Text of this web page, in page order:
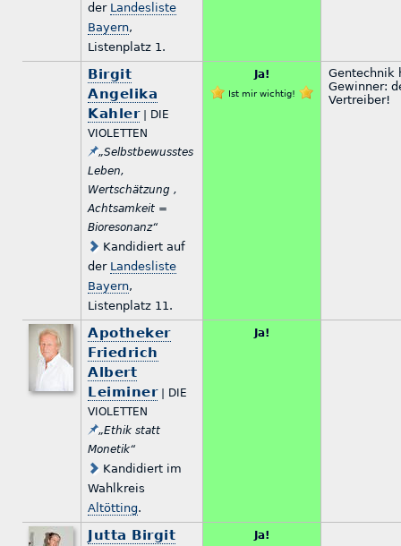
der Landesliste
Bayern,
Listenplatz 1.
Birgit
Angelika
Kahler| DIE
VIOLETTEN
„Selbstbewusstes
Leben,
Wertschätzung ,
Achtsamkeit =
Bioresonanz“
Kandidiert auf
der Landesliste
Bayern,
Listenplatz 11.
Ja!
Ist mir wichtig!
Gentechnik
Gewinner:
Vertreiber!
Apotheker
Friedrich
Albert
Leiminer| DIE
VIOLETTEN
„Ethik statt
Monetik“
Kandidiert im
Wahlkreis
Altötting.
Ja!
Jutta Birgit
Ja!